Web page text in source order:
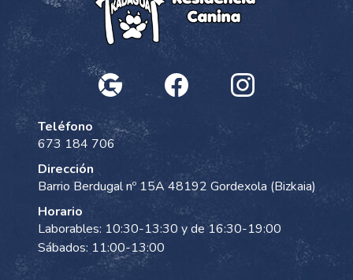
Teléfono
673 184 706
Dirección
Barrio Berdugal nº 15A 48192 Gordexola (Bizkaia)
Horario
Laborables: 10:30-13:30 y de 16:30-19:00
Sábados: 11:00-13:00